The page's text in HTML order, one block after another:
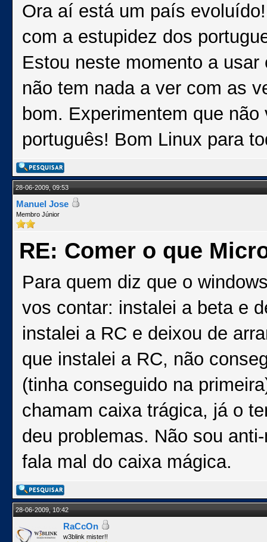
Ora aí está um país
com a estupidez dos
Estou neste momento a
não tem nada a ver com as
bom. Experimentem que
português! Bom Linux para
28-06-2009, 09:53
Manuel Jose
Membro Júnior
RE: Comer o que
Para quem diz que o
vos contar: instalei a beta e
instalei a RC e deixou de
que instalei a RC, não
(tinha conseguido na
chamam caixa trágica, já o
deu problemas. Não sou
fala mal do caixa mágica.
28-06-2009, 10:42
RaCcOn
w3blink mister!!